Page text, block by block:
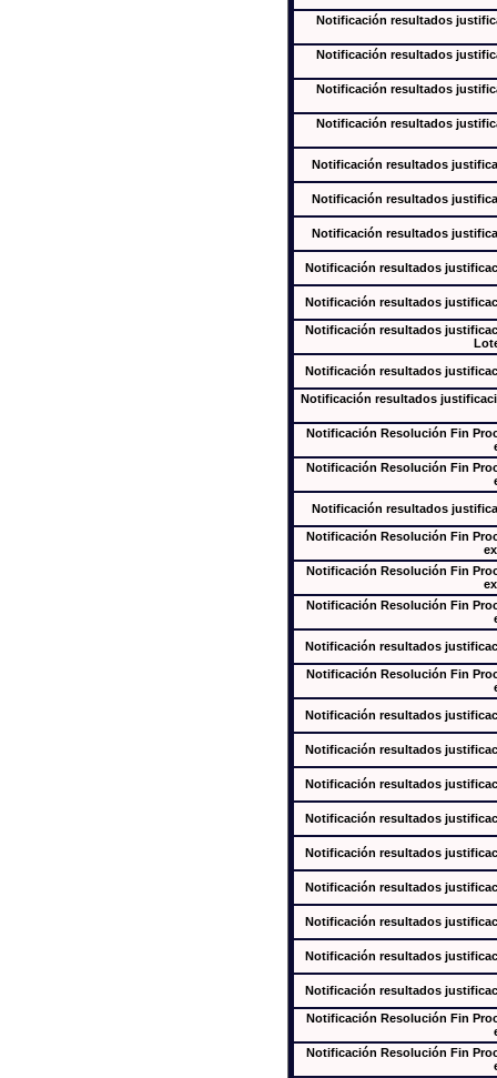
Notificación resultados
Notificación resultados
Notificación resultados
Notificación resultados
Notificación resultados
Notificación resultados
Notificación resultados
Notificación resultados
Notificación resultados
Notificación resultados
Notificación resultados
Notificación resultados
Notificación Resolución Fin
Notificación Resolución Fin
Notificación resultados
Notificación Resolución Fin
Notificación Resolución Fin
Notificación Resolución Fin
Notificación resultados
Notificación Resolución Fin
Notificación resultados
Notificación resultados
Notificación resultados
Notificación resultados
Notificación resultados
Notificación resultados
Notificación resultados
Notificación resultados
Notificación resultados
Notificación Resolución Fin
Notificación Resolución Fin